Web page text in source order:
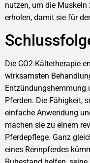
nutzen, um die
erholen, damit sie für
Die CO2-Kältetherapie
wirksamsten
Entzündungshemmung
Pferden. Die Fähigkeit,
einfache Anwendung
machen sie zu einem
Pferdepflege. Ganz
eines Rennpferdes